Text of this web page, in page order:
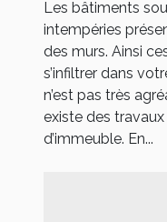
Les bâtiments
intempéries
des murs. Ainsi
s’infiltrer dans
n’est pas très
existe des
d’immeuble. En...